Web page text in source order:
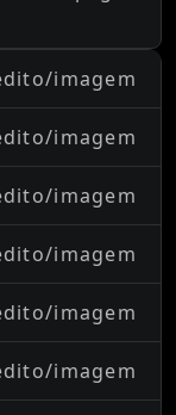
imagem
imagem
imagem
imagem
imagem
imagem